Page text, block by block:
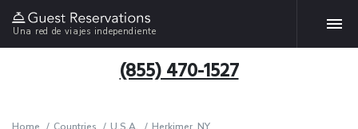
Una red de viajes independiente
(855) 470-1527